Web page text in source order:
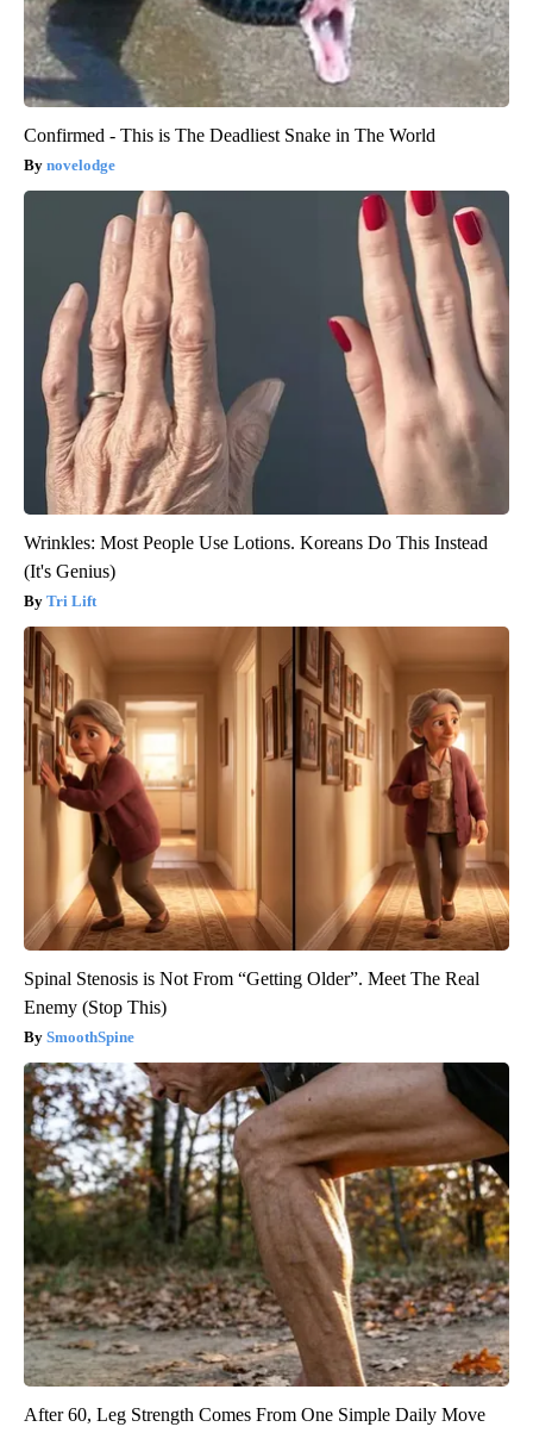
Confirmed - This is The Deadliest Snake in The World
novelodge
Wrinkles: Most People Use Lotions. Koreans Do This Instead
(It's Genius)
Tri Lift
Spinal Stenosis is Not From “Getting Older”. Meet The Real
Enemy (Stop This)
SmoothSpine
After 60, Leg Strength Comes From One Simple Daily Move